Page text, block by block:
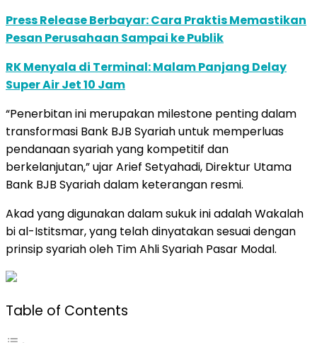
Press Release Berbayar: Cara Praktis Memastikan
Pesan Perusahaan Sampai ke Publik
RK Menyala di Terminal: Malam Panjang Delay
Super Air Jet 10 Jam
“Penerbitan ini merupakan milestone penting dalam
transformasi Bank BJB Syariah untuk memperluas
pendanaan syariah yang kompetitif dan
berkelanjutan,” ujar Arief Setyahadi, Direktur Utama
Bank BJB Syariah dalam keterangan resmi.
Akad yang digunakan dalam sukuk ini adalah Wakalah
bi al-Istitsmar, yang telah dinyatakan sesuai dengan
prinsip syariah oleh Tim Ahli Syariah Pasar Modal.
Table of Contents